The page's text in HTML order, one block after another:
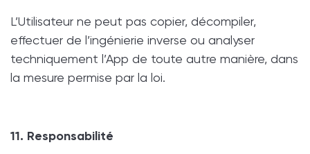
L’Utilisateur ne peut pas copier, décompiler,
effectuer de l’ingénierie inverse ou analyser
techniquement l’App de toute autre manière, dans
la mesure permise par la loi.
11. Responsabilité